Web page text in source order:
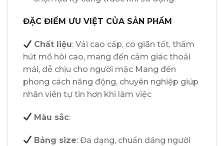
ĐẶC ĐIỂM ƯU VIỆT CỦA SẢN PHẨM
Chất liệu: Vải cao cấp, co giãn tốt, thấm
hút mồ hôi cao, mang đến cảm giác thoải
mái, dễ chịu cho người mặc Mang đến
phong cách năng động, chuyên nghiệp giúp
nhân viên tự tin hơn khi làm việc
Màu sắc:
Bảng size: Đa dạng, chuẩn dáng người